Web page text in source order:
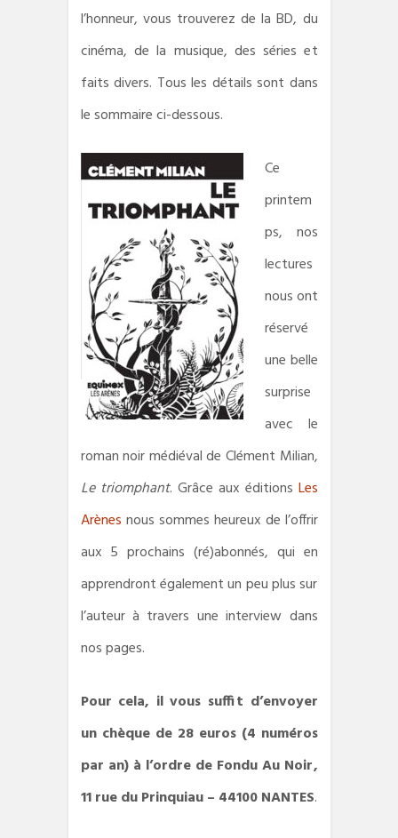
l’honneur, vous trouverez de la BD, du
cinéma, de la musique, des séries et
faits divers. Tous les détails sont dans
le sommaire ci-dessous.
Ce
printem
ps, nos
lectures
nous ont
réservé
une belle
surprise
avec le
roman noir médiéval de Clément Milian,
Le triomphant. Grâce aux éditions Les
Arènes nous sommes heureux de l’offrir
aux 5 prochains (ré)abonnés, qui en
apprendront également un peu plus sur
l’auteur à travers une interview dans
nos pages.
Pour cela, il vous suffit d’envoyer
un chèque de 28 euros (4 numéros
par an) à l’ordre de Fondu Au Noir,
11 rue du Prinquiau – 44100 NANTES.